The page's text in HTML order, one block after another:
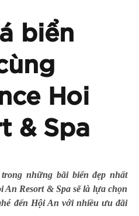
biển
Hoi
& Spa
những bãi biển đẹp nhất
An Resort & Spa sẽ là lựa chọn
đến Hội An với nhiều ưu đãi